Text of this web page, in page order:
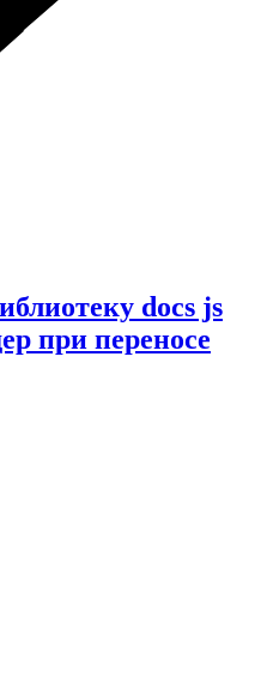
docs js
при переносе